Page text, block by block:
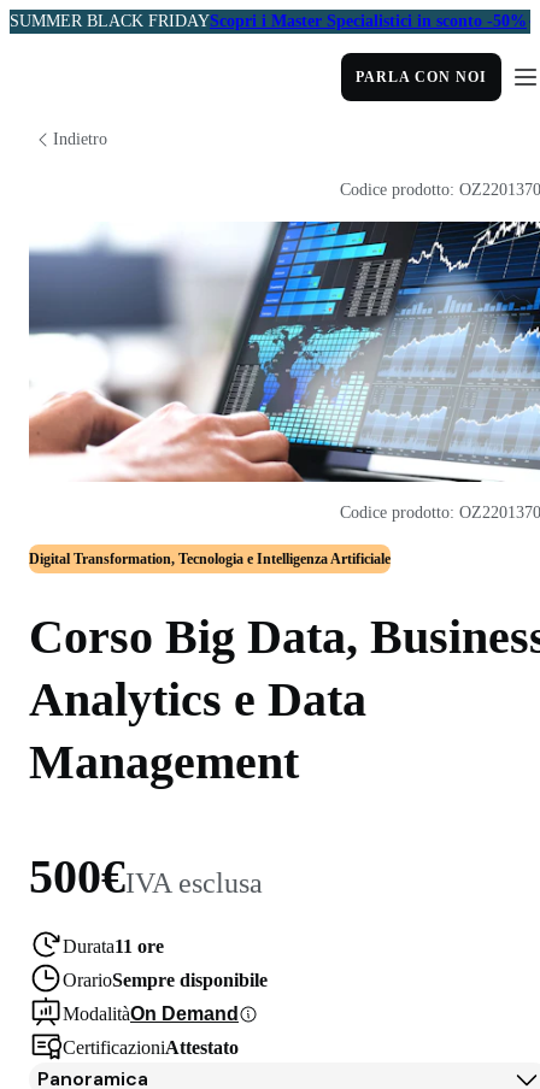
SUMMER BLACK FRIDAYScopri i Master Specialistici in sconto -50%
PARLA CON NOI
Indietro
Digital Transformation, Tecnologia e Intelligenza Artificiale
Corso Big Data,
Analytics e Data
Management
500€IVA esclusa
Durata11 ore
OrarioSempre disponibile
ModalitàOn Demand
CertificazioniAttestato
Codice prodotto:
Codice prodotto:
Panoramica